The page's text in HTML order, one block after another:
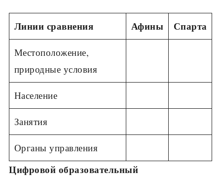
Линии сравне­ния Афины Спарта
Местоположе­ние,
природные условия
Население
Занятия
Органы управ­ления
Цифровой образовательный